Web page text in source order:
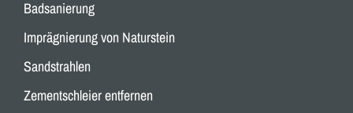
Badsanierung
Imprägnierung von Naturstein
Sandstrahlen
Zementschleier entfernen